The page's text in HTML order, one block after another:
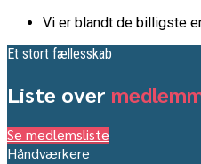
Vi er blandt de billigste
Et stort fællesskab
Liste over
Se medlemsliste
Håndværkere